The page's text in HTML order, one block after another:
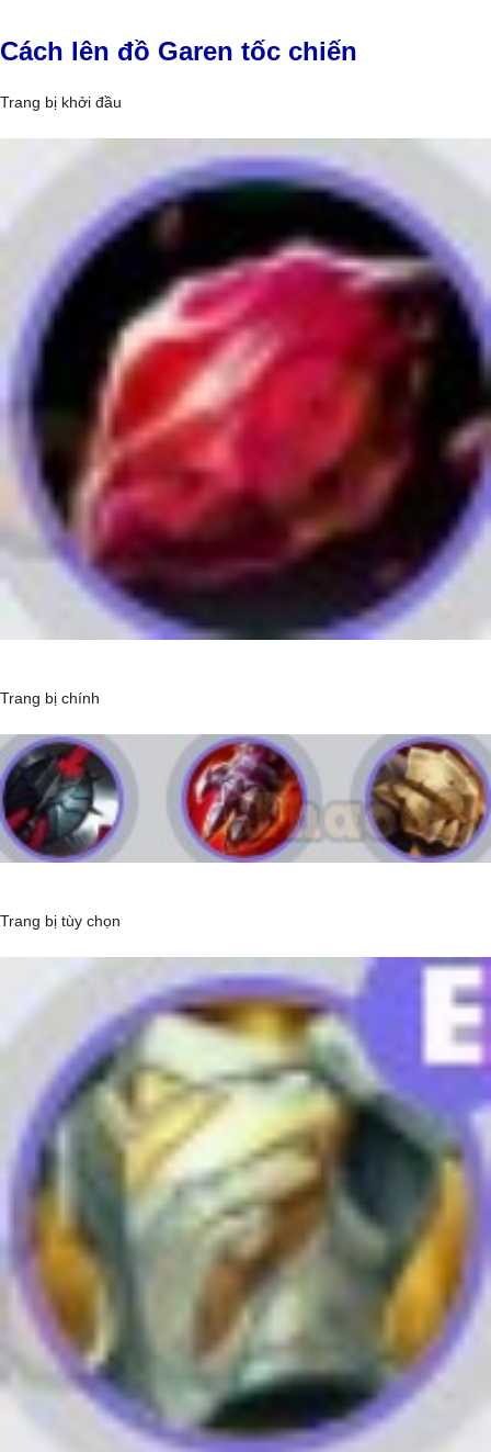
Cách lên đồ Garen tốc chiến
Trang bị khởi đầu
Trang bị chính
Trang bị tùy chọn